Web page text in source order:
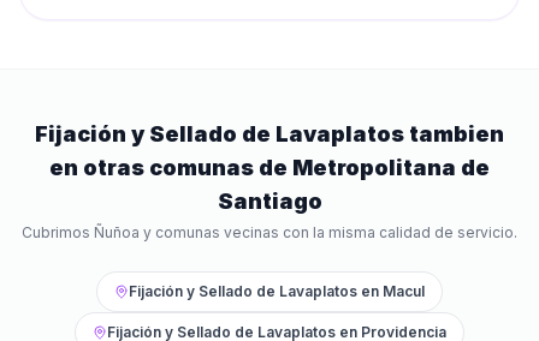
Fijación y Sellado de Lavaplatos tambien
en otras comunas de Metropolitana de
Santiago
Cubrimos Ñuñoa y comunas vecinas con la misma calidad de servicio.
Fijación y Sellado de Lavaplatos en Macul
Fijación y Sellado de Lavaplatos en Providencia